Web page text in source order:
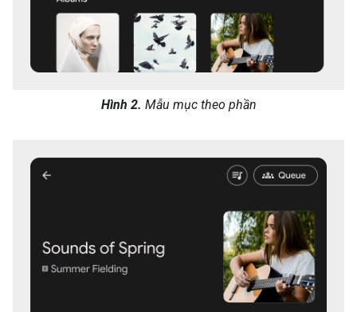
Hình 2. Mẫu mục theo phần